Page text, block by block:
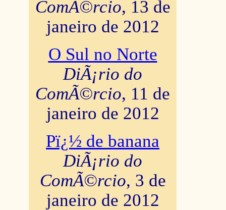
ComÃ©rcio, 13 de
janeiro de 2012
O Sul no Norte
DiÃ¡rio do
ComÃ©rcio, 11 de
janeiro de 2012
Pï¿½ de banana
DiÃ¡rio do
ComÃ©rcio, 3 de
janeiro de 2012